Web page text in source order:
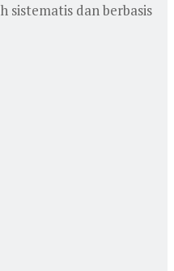
sistematis dan berbasis